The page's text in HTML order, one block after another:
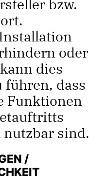
oder
dies
führen, dass
Funktionen
sind.
/